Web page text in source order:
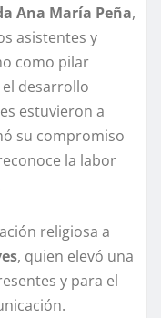
Ana María Peña,
asistentes y
como pilar
desarrollo
estuvieron a
su compromiso
la labor
religiosa a
, quien elevó una
y para el